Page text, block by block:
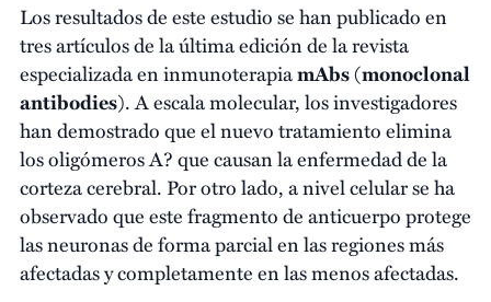
Los resultados de este estudio se han publicado en
tres artículos de la última edición de la revista
especializada en inmunoterapiamAbs(monoclonal
antibodies). A escala molecular, los investigadores
han demostrado que el nuevo tratamiento elimina
los oligómeros A? que causan la enfermedad de la
corteza cerebral. Por otro lado, a nivel celular se ha
observado que este fragmento de anticuerpo protege
las neuronas de forma parcial en las regiones más
afectadas y completamente en las menos afectadas.